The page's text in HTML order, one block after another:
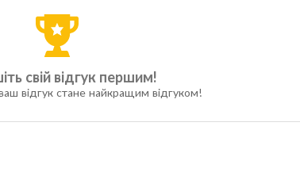
свій відгук першим!
відгук стане найкращим відгуком!